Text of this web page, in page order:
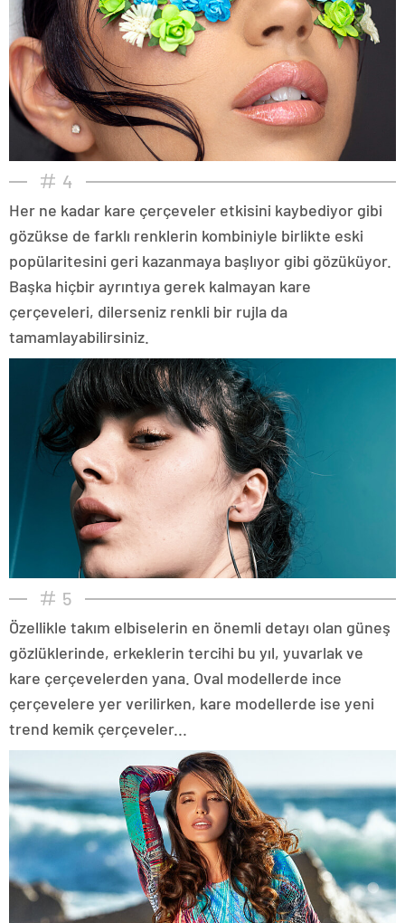
4
Her ne kadar kare çerçeveler etkisini kaybediyor gibi
gözükse de farklı renklerin kombiniyle birlikte eski
popülaritesini geri kazanmaya başlıyor gibi gözüküyor.
Başka hiçbir ayrıntıya gerek kalmayan kare
çerçeveleri, dilerseniz renkli bir rujla da
tamamlayabilirsiniz.
5
Özellikle takım elbiselerin en önemli detayı olan güneş
gözlüklerinde, erkeklerin tercihi bu yıl, yuvarlak ve
kare çerçevelerden yana. Oval modellerde ince
çerçevelere yer verilirken, kare modellerde ise yeni
trend kemik çerçeveler...